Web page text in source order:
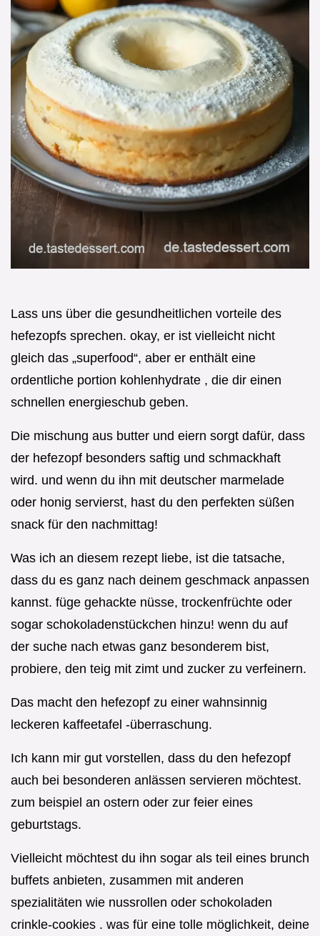
Lass uns über die gesundheitlichen vorteile des
hefezopfs sprechen. okay, er ist vielleicht nicht
gleich das „superfood“, aber er enthält eine
ordentliche portion kohlenhydrate , die dir einen
schnellen energieschub geben.
Die mischung aus butter und eiern sorgt dafür, dass
der hefezopf besonders saftig und schmackhaft
wird. und wenn du ihn mit deutscher marmelade
oder honig servierst, hast du den perfekten süßen
snack für den nachmittag!
Was ich an diesem rezept liebe, ist die tatsache,
dass du es ganz nach deinem geschmack anpassen
kannst. füge gehackte nüsse, trockenfrüchte oder
sogar schokoladenstückchen hinzu! wenn du auf
der suche nach etwas ganz besonderem bist,
probiere, den teig mit zimt und zucker zu verfeinern.
Das macht den hefezopf zu einer wahnsinnig
leckeren kaffeetafel -überraschung.
Ich kann mir gut vorstellen, dass du den hefezopf
auch bei besonderen anlässen servieren möchtest.
zum beispiel an ostern oder zur feier eines
geburtstags.
Vielleicht möchtest du ihn sogar als teil eines brunch
buffets anbieten, zusammen mit anderen
spezialitäten wie nussrollen oder schokoladen
crinkle-cookies . was für eine tolle möglichkeit, deine